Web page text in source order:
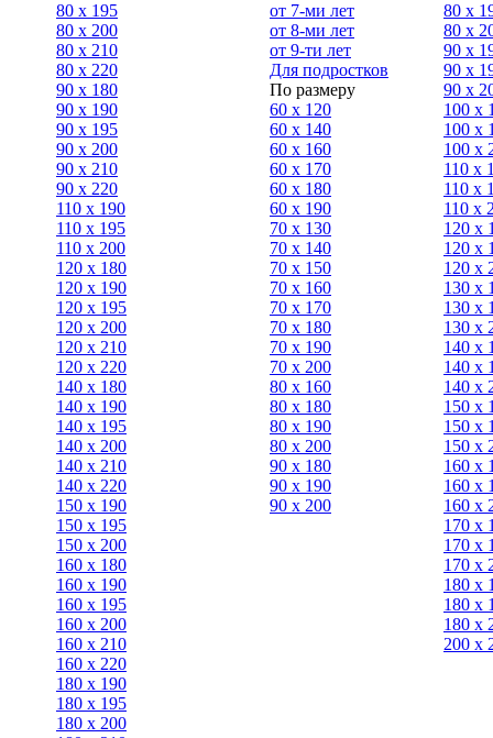
80 х 195
80 х 200
80 x 210
80 x 220
90 x 180
90 х 190
90 х 195
90 х 200
90 x 210
90 x 220
110 x 190
110 x 195
110 x 200
120 x 180
120 х 190
120 х 195
120 х 200
120 x 210
120 x 220
140 x 180
140 х 190
140 х 195
140 х 200
140 x 210
140 x 220
150 х 190
150 х 195
150 х 200
160 x 180
160 х 190
160 х 195
160 х 200
160 x 210
160 x 220
180 х 190
180 х 195
180 х 200
от 7-ми лет
от 8-ми лет
от 9-ти лет
Для подростков
По размеру
60 х 120
60 х 140
60 х 160
60 х 170
60 х 180
60 х 190
70 х 130
70 х 140
70 х 150
70 х 160
70 х 170
70 х 180
70 х 190
70 х 200
80 х 160
80 х 180
80 x 190
80 x 200
90 х 180
90 x 190
90 x 200
80 x
80 x
90 x
90 x
90 x
100 x
100 х
100 x
110 x
110 х
110 х
120 х
120 х
120 х
130 х
130 х
130 х
140 х
140 х
140 х
150 х
150 х
150 х
160 х
160 х
160 х
170 х
170 х
170 х
180 х
180 х
180 х
200 x